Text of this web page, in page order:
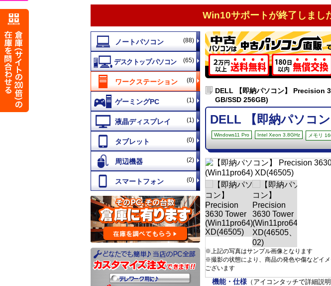
Win10サポートが終了しまし
(88)
(65)
(8)
(1)
(1)
(0)
(2)
(0)
DELL 【即納パソコン】 Precision
GB/SSD 256GB)
DELL 【即納パソコ
Windows11 Pro Intel Xeon 3.8GHz メモリ
※上記の写真はサンプル画像となります
※撮影の状態により、商品の発色や傷などイ
ございます
機能・仕様 （アイコンタッチで詳細説明